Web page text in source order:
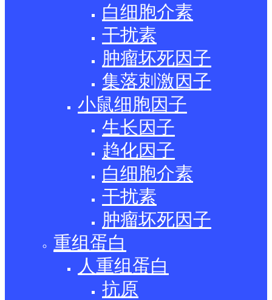
白细胞介素
干扰素
肿瘤坏死因子
集落刺激因子
小鼠细胞因子
生长因子
趋化因子
白细胞介素
干扰素
肿瘤坏死因子
重组蛋白
人重组蛋白
抗原